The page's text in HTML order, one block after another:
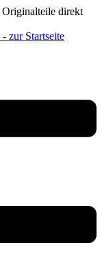
Originalteile direkt